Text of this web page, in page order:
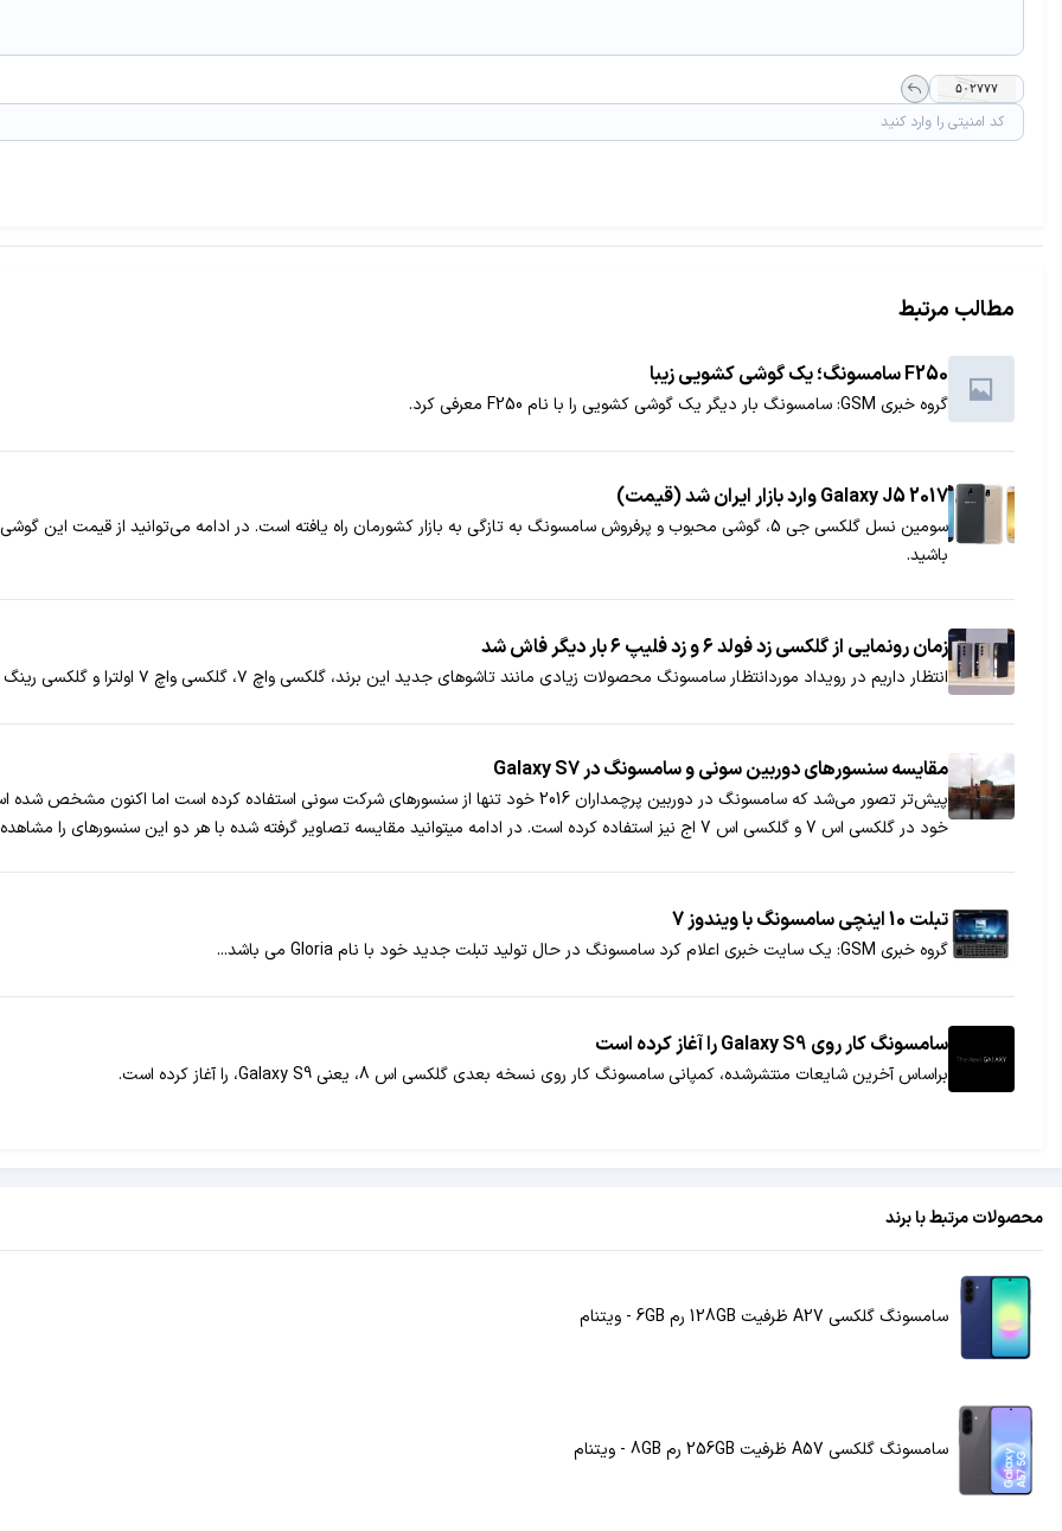
مطالب مرتبط
F250 سامسونگ؛ یک گوشی کشویی زیبا
گروه خبری GSM: سامسونگ بار دیگر یک گوشی کشویی را با نام F250 معرفی کرد.
Galaxy J5 2017 وارد بازار ایران شد (قیمت)
سومین نسل گلکسی جی 5، گوشی محبوب و پرفروش سامسونگ به تازگی به بازار کشورمان راه یافته است. در ادامه می‌توانید از
باشید.
زمان رونمایی از گلکسی زد فولد ۶ و زد فلیپ ۶ بار دیگر فاش شد
انتظار داریم در رویداد موردانتظار سامسونگ محصولات زیادی مانند تاشو‌های جدید این برند، گلکسی واچ ۷، گلکسی واچ ۷ اولترا و گلکسی رینگ معرفی شوند.
مقایسه سنسورهای دوربین سونی و سامسونگ در Galaxy S7
پیش‌تر تصور می‌شد که سامسونگ در دوربین پرچمداران 2016 خود تنها از سنسور‌های شرکت سونی استفاده
خود در گلکسی اس 7 و گلکسی اس 7 اج نیز استفاده کرده است. در ادامه میتوانید مقایسه تصاویر گرفته شده با هر دو این سنسورهای را مشاهده کنید.
تبلت 10 اینچی سامسونگ با ویندوز 7
گروه خبری GSM: یک سایت خبری اعلام کرد سامسونگ در حال تولید تبلت جدید خود با نام Gloria می باشد...
سامسونگ کار روی Galaxy S9 را آغاز کرده است
براساس آخرین شایعات منتشرشده، کمپانی سامسونگ کار روی نسخه بعدی گلکسی اس 8، یعنی Galaxy S9، را آغاز کرده است.
محصولات مرتبط با برند
سامسونگ گلکسی A27 ظرفیت 128GB رم 6GB - ویتنام
سامسونگ گلکسی A57 ظرفیت 256GB رم 8GB - ویتنام